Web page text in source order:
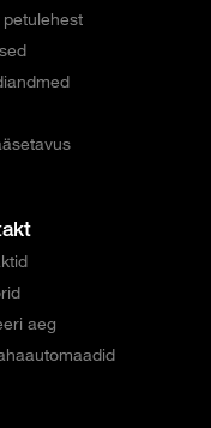
petulehest
aeg